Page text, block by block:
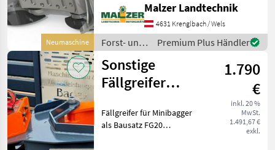
Neumaschine
Beschädigung, keine
Undichtheit Sicherer Griff
von unregelmäßigen F
Malzer Landtechnik
4631 Krenglbach / Wels
Forst- und
Holztechnik
/ Modularis
Premium Plus Händler
Sonstige
Fällgreifer
Energieholzzange
1.790
€
inkl. 20 %
MwSt.
1.491,67 €
exkl.
Fällgreifer für Minibagger
als Bausatz FG20